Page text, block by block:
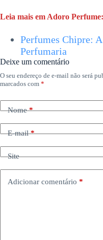
Leia mais em Adoro Perfume:
Perfumes Chipre:
Perfumaria
Deixe um comentário
O seu endereço de e-mail não será
marcados com *
Nome*
E-mail*
Site
Adicionar comentário *